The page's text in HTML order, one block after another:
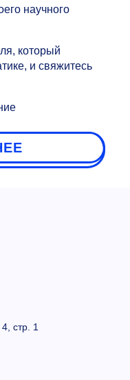
научного
который
и свяжитесь
стр. 1